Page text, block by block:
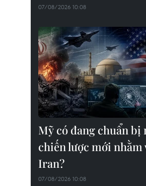
07/08/2026 10:08
Mỹ có đang chuẩn bị
chiến lược mới nhằm
Iran?
07/08/2026 10:08